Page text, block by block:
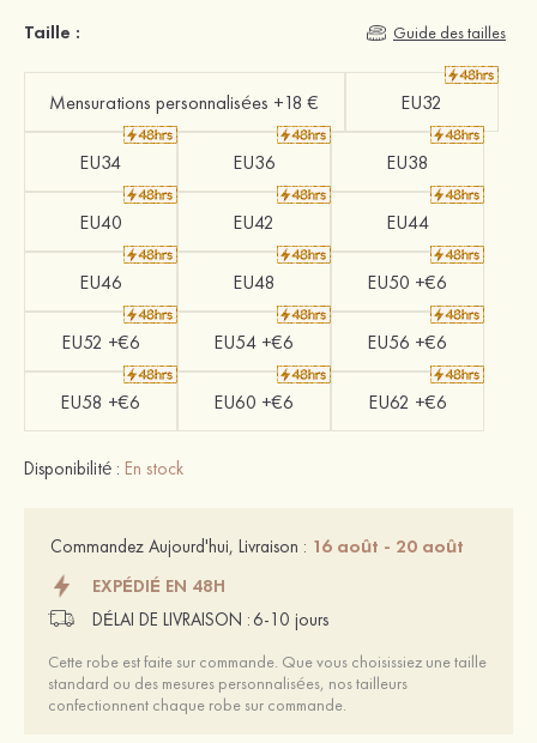
Taille : Guide des tailles
Mensurations personnalisées +18 € EU32
EU34 EU36 EU38
EU40 EU42 EU44
EU46 EU48 EU50 +€6
EU52 +€6 EU54 +€6 EU56 +€6
EU58 +€6 EU60 +€6 EU62 +€6
Disponibilité : En stock
Commandez Aujourd'hui, Livraison : 16 août - 20 août
EXPÉDIÉ EN 48H
DÉLAI DE LIVRAISON : 6-10 jours
Cette robe est faite sur commande. Que vous choisissiez une taille
standard ou des mesures personnalisées, nos tailleurs
confectionnent chaque robe sur commande.